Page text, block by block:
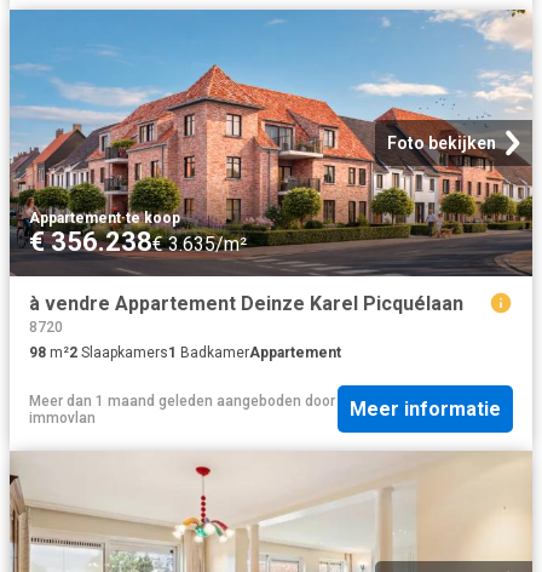
Foto bekijken
Appartement·te koop
€ 356.238€ 3.635/m²
à vendre Appartement Deinze Karel Picquélaan
8720
98 m²2 Slaapkamers1 BadkamerAppartement
Meer dan 1 maand geleden aangeboden door
immovlan
Meer informatie